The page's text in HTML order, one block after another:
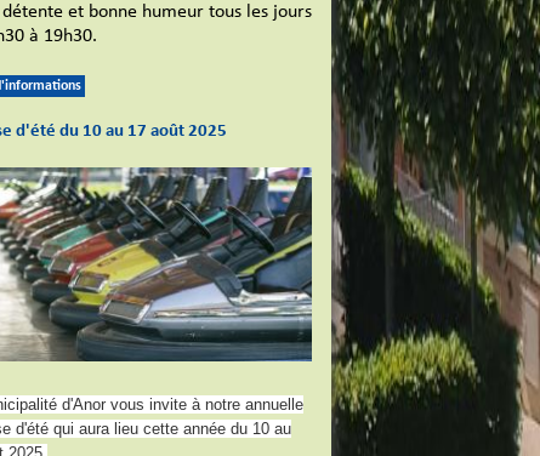
et bonne humeur tous les jours
à 19h30.
d'été du 10 au 17 août 2025
d'Anor vous invite à notre annuelle
d'été qui aura lieu cette année du 10 au